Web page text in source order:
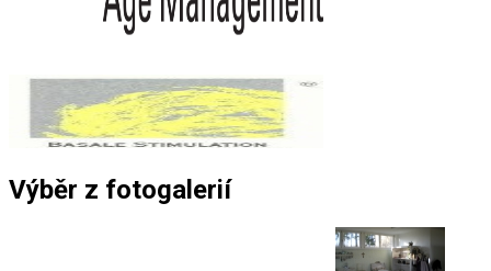
Výběr z fotogalerií